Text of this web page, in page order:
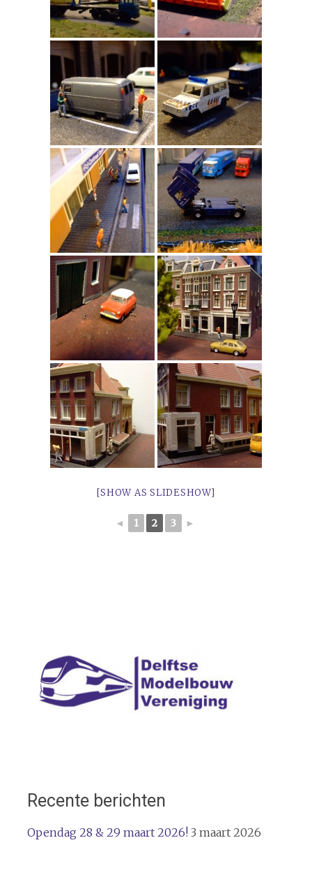
[SHOW AS SLIDESHOW]
◄ 1 2 3 ►
Recente berichten
Opendag 28 & 29 maart 2026! 3 maart 2026